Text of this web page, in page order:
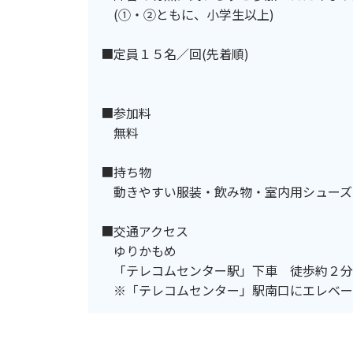
(①・②ともに、小学生以上)
■定員１５名／回(先着順)
■参加料
無料
■持ち物
動きやすい服装・飲み物・室内用シューズ
■交通アクセス
ゆりかもめ
「テレコムセンター駅」下車 徒歩約２分
※「テレコムセンター」駅南口にエレベ